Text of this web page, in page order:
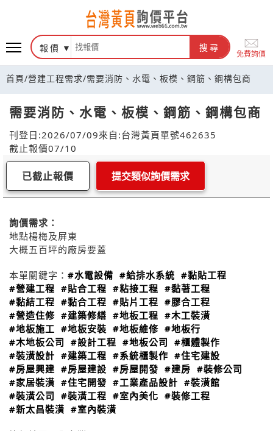
報價 搜尋
免費詢價
首頁/營建工程需求/需要消防、水電、板模、鋼筋、鋼構包商
需要消防、水電、板模、鋼筋、鋼構包商
刊登日:2026/07/09來自:台灣黃頁單號462635
截止報價07/10
已截止報價 提交類似詢價需求
詢價需求：
地點楊梅及屏東
大概五百坪的廠房要蓋
本單關鍵字： #水電設備 #給排水系統 #黏貼工程
#營建工程 #貼合工程 #粘接工程 #黏著工程
#黏結工程 #黏合工程 #貼片工程 #膠合工程
#營造住修 #建築修繕 #地板工程 #木工裝潢
#地板施工 #地板安裝 #地板維修 #地板行
#木地板公司 #設計工程 #地板公司 #櫃體製作
#裝潢設計 #建築工程 #系統櫃製作 #住宅建設
#房屋興建 #房屋建設 #房屋開發 #建房 #裝修公司
#家居裝潢 #住宅開發 #工業產品設計 #裝潢館
#裝潢公司 #裝潢工程 #室內美化 #裝修工程
#新太昌裝潢 #室內裝潢